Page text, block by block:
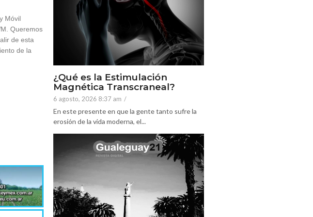
Móvil
Queremos
de esta
de la
¿Qué es la Estimulación
Magnética Transcraneal?
6 agosto, 2026 8:37 am /
En este presente en que la gente tanto sufre la
erosión de la vida moderna, el...